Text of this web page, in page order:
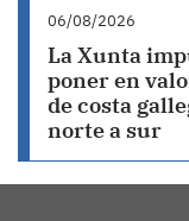
06/08/2026
La Xunta
poner en
de costa
norte a sur